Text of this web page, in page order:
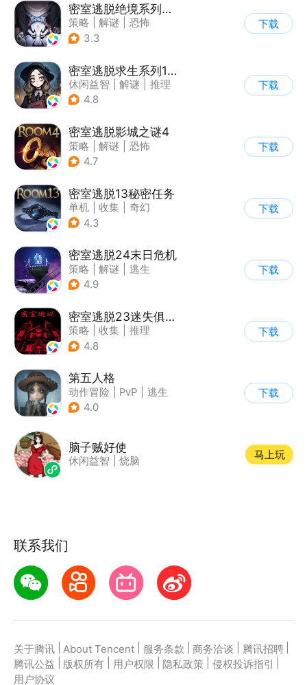
密室逃脱绝境系列8酒店惊魂
策略 解谜
恐怖
| 密室逃脱
3.3
下载
密室逃脱求生系列1极地冒险
休闲益智 解谜
推理
| 密室逃脱
4.8
下载
密室逃脱影城之谜4
策略 解谜
恐怖
| 密室逃脱
4.7
下载
密室逃脱13秘密任务
单机 收集
奇幻
| 密室逃脱
4.3
下载
密室逃脱24末日危机
策略 解谜
逃生
| 密室逃脱
4.9
下载
密室逃脱23迷失俱乐部
策略 收集
推理
| 密室逃脱
4.8
下载
第五人格
动作冒险 PvP
逃生
| 非对称竞技
4.0
下载
脑子贼好使
休闲益智 烧脑
马上玩
联系我们
关于腾讯 About Tencent 服务条款 商务洽谈 腾讯招聘
腾讯公益
版权所有 用户权限 隐私政策 侵权投诉指引
用户协议